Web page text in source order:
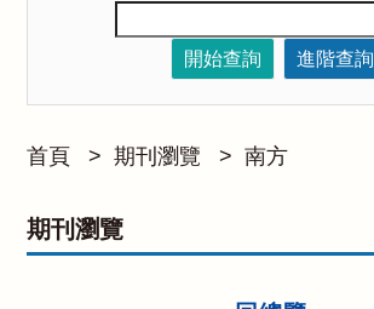
開始查詢
進階查詢
首頁 > 期刊瀏覽 > 南方
期刊瀏覽